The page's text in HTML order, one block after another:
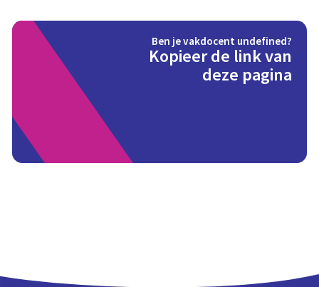
Ben je vakdocent undefined?
Kopieer de link van
deze pagina